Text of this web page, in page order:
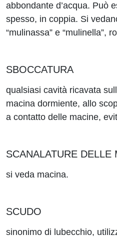
abbondante d’acqua. Può
spesso, in coppia. Si
“mulinassa” e “mulinella”,
SBOCCATURA
qualsiasi cavità ricavata
macina dormiente, allo
a contatto delle macine,
SCANALATURE DELLE
si veda macina.
SCUDO
sinonimo di lubecchio,